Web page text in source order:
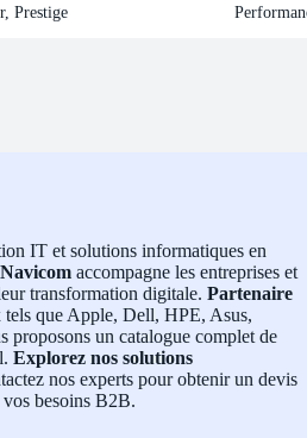
Prestige
IT et solutions informatiques en
Navicom accompagne les entreprises et
transformation digitale. Partenaire
tels que Apple, Dell, HPE, Asus,
proposons un catalogue complet de
Explorez nos solutions
nos experts pour obtenir un devis
vos besoins B2B.